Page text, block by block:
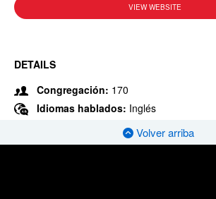
VIEW WEBSITE
DETAILS
Congregación: 170
Idiomas hablados: Inglés
Volver arriba